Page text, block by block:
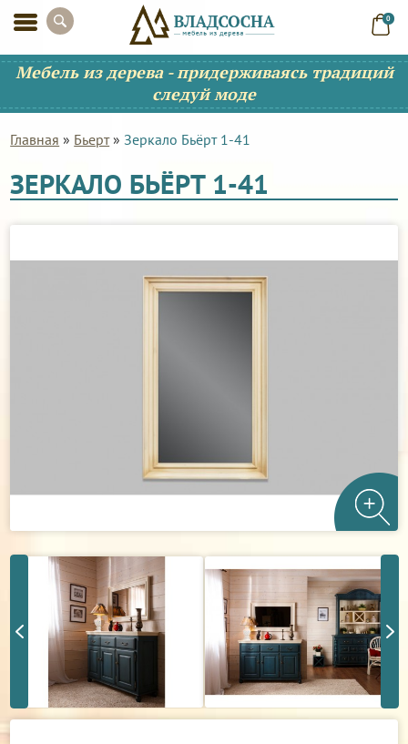
0
Мебель из дерева - придерживаясь традиций
следуй моде
Главная » Бьерт»Зеркало Бьёрт 1-41
ЗЕРКАЛО БЬЁРТ 1-41